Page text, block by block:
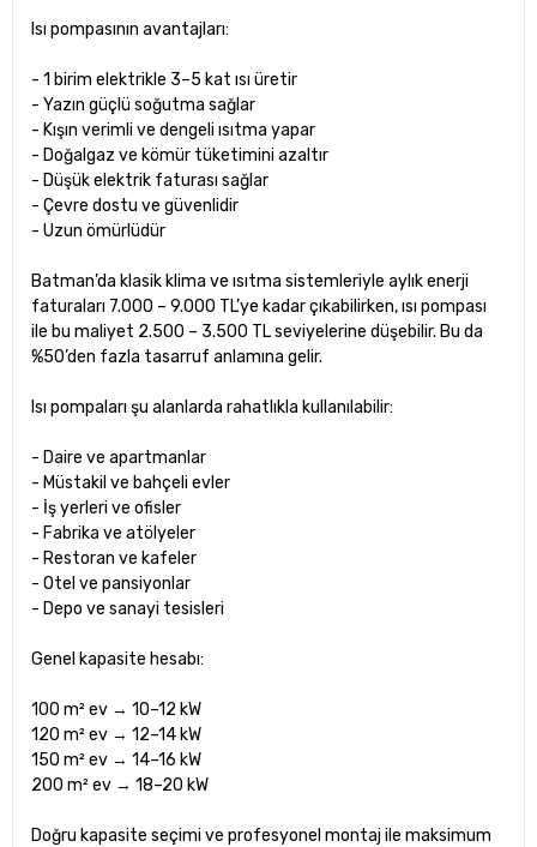
Isı pompasının avantajları:
- 1 birim elektrikle 3–5 kat ısı üretir
- Yazın güçlü soğutma sağlar
- Kışın verimli ve dengeli ısıtma yapar
- Doğalgaz ve kömür tüketimini azaltır
- Düşük elektrik faturası sağlar
- Çevre dostu ve güvenlidir
- Uzun ömürlüdür
Batman’da klasik klima ve ısıtma sistemleriyle aylık enerji
faturaları 7.000 – 9.000 TL’ye kadar çıkabilirken, ısı pompası
ile bu maliyet 2.500 – 3.500 TL seviyelerine düşebilir. Bu da
%50’den fazla tasarruf anlamına gelir.
Isı pompaları şu alanlarda rahatlıkla kullanılabilir:
- Daire ve apartmanlar
- Müstakil ve bahçeli evler
- İş yerleri ve ofisler
- Fabrika ve atölyeler
- Restoran ve kafeler
- Otel ve pansiyonlar
- Depo ve sanayi tesisleri
Genel kapasite hesabı:
100 m² ev → 10–12 kW
120 m² ev → 12–14 kW
150 m² ev → 14–16 kW
200 m² ev → 18–20 kW
Doğru kapasite seçimi ve profesyonel montaj ile maksimum